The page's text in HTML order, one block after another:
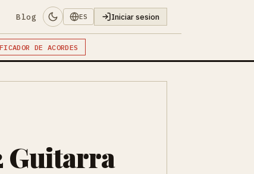
Blog ES Iniciar sesion
DE ACORDES
Guitarra